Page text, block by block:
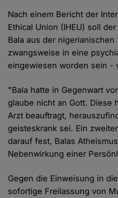
Nach einem Bericht der
Ethical Union (IHEU) soll
Bala aus der nigerianischen
zwangsweise in eine
eingewiesen worden sein -
"Bala hatte in Gegenwart
glaube nicht an Gott. Diese
Arzt beauftragt,
geisteskrank sei. Ein
darauf fest, Balas
Nebenwirkung einer
Gegen die Einweisung in
sofortige Freilassung von